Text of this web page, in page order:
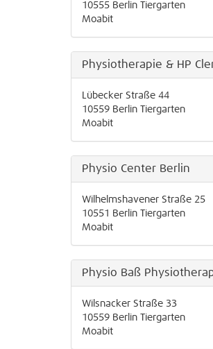
10555 Berlin
Tiergarten
Moabit
Physiotherapie & HP
Lübecker Straße 44
10559 Berlin
Tiergarten
Moabit
Physio Center Berlin
Wilhelmshavener Straße 25
10551 Berlin
Tiergarten
Moabit
Physio Baß
Wilsnacker Straße 33
10559 Berlin
Tiergarten
Moabit